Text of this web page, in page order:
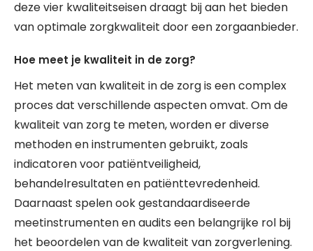
deze vier kwaliteitseisen draagt bij aan het bieden
van optimale zorgkwaliteit door een zorgaanbieder.
Hoe meet je kwaliteit in de zorg?
Het meten van kwaliteit in de zorg is een complex
proces dat verschillende aspecten omvat. Om de
kwaliteit van zorg te meten, worden er diverse
methoden en instrumenten gebruikt, zoals
indicatoren voor patiëntveiligheid,
behandelresultaten en patiënttevredenheid.
Daarnaast spelen ook gestandaardiseerde
meetinstrumenten en audits een belangrijke rol bij
het beoordelen van de kwaliteit van zorgverlening.